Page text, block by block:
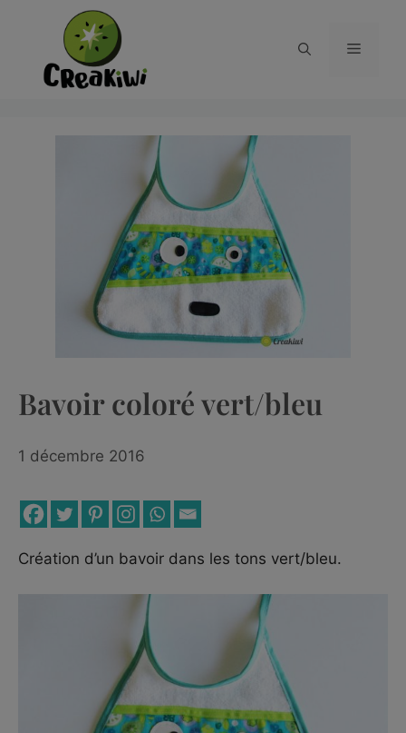
Bavoir coloré vert/bleu
1 décembre 2016
Création d’un bavoir dans les tons vert/bleu.